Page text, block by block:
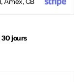
30 jours